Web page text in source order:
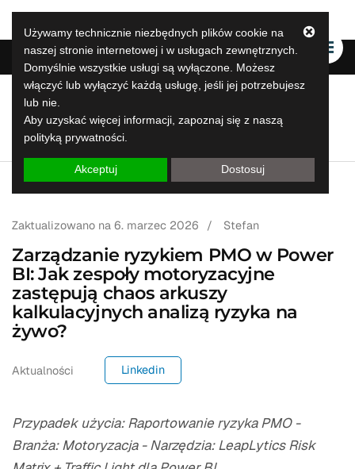
Rozwiązania do raportowania skoków
Zaktualizowano na 6. marzec 2026 / Stefan
Zarządzanie ryzykiem PMO w Power
BI: Jak zespoły motoryzacyjne
zastępują chaos arkuszy
kalkulacyjnych analizą ryzyka na
żywo?
Aktualności Linkedin
Przypadek użycia: Raportowanie ryzyka PMO -
Branża: Motoryzacja - Narzędzia: LeapLytics Risk
Używamy technicznie niezbędnych plików cookie na
naszej stronie internetowej i w usługach zewnętrznych.
Domyślnie wszystkie usługi są wyłączone. Możesz
włączyć lub wyłączyć każdą usługę, jeśli jej potrzebujesz
lub nie.
Aby uzyskać więcej informacji, zapoznaj się z naszą
polityką prywatności.
Akceptuj Dostosuj